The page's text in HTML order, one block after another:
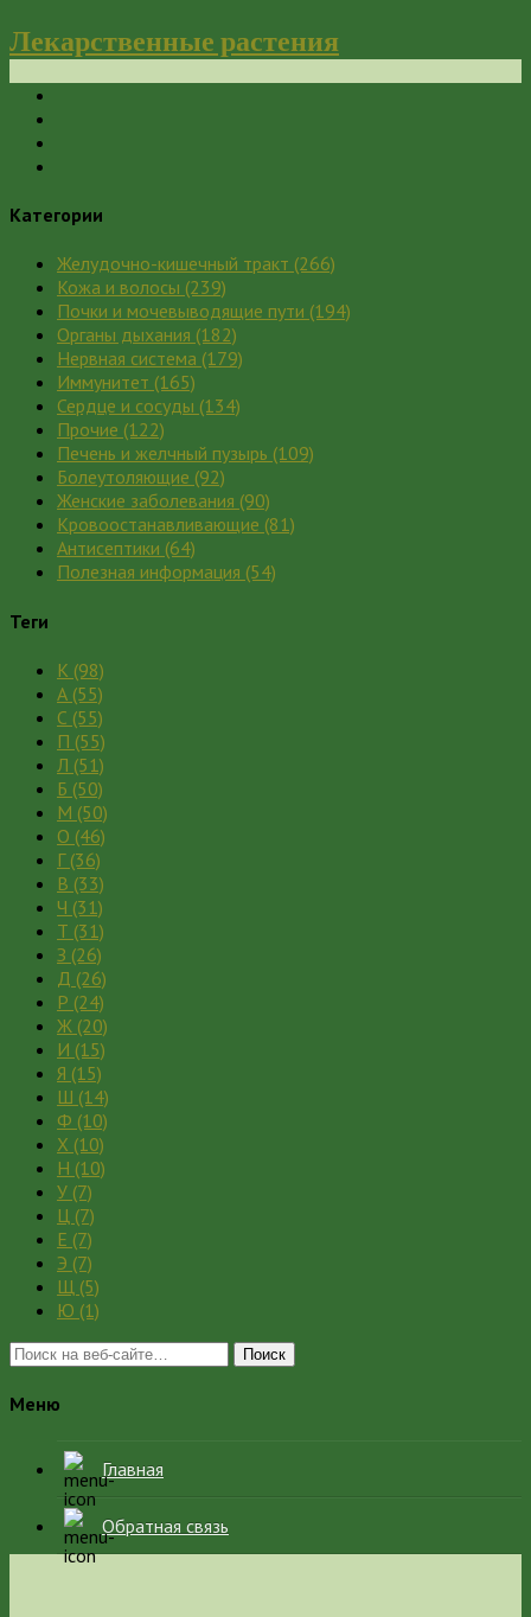
Лекарственные растения
Категории
Желудочно-кишечный тракт (266)
Кожа и волосы (239)
Почки и мочевыводящие пути (194)
Органы дыхания (182)
Нервная система (179)
Иммунитет (165)
Сердце и сосуды (134)
Прочие (122)
Печень и желчный пузырь (109)
Болеутоляющие (92)
Женские заболевания (90)
Кровоостанавливающие (81)
Антисептики (64)
Полезная информация (54)
Теги
К (98)
А (55)
С (55)
П (55)
Л (51)
Б (50)
М (50)
О (46)
Г (36)
В (33)
Ч (31)
Т (31)
З (26)
Д (26)
Р (24)
Ж (20)
И (15)
Я (15)
Ш (14)
Ф (10)
Х (10)
Н (10)
У (7)
Ц (7)
Е (7)
Э (7)
Щ (5)
Ю (1)
Поиск
Меню
Главная
Обратная связь